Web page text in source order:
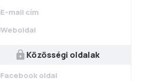
E-mail cím
Weboldal
Közösségi oldalak
Facebook oldal